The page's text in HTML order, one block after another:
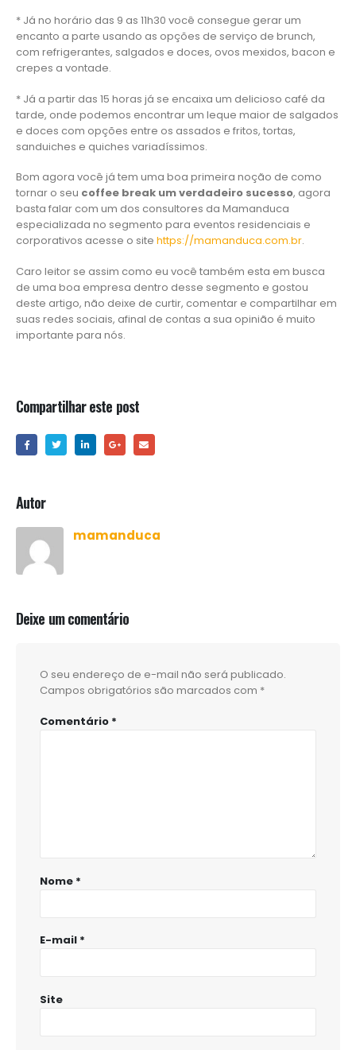
* Já no horário das 9 as 11h30 você consegue gerar um
encanto a parte usando as opções de serviço de brunch,
com refrigerantes, salgados e doces, ovos mexidos, bacon e
crepes a vontade.
* Já a partir das 15 horas já se encaixa um delicioso café da
tarde, onde podemos encontrar um leque maior de salgados
e doces com opções entre os assados e fritos, tortas,
sanduiches e quiches variadíssimos.
Bom agora você já tem uma boa primeira noção de como
tornar o seu coffee break um verdadeiro sucesso, agora
basta falar com um dos consultores da Mamanduca
especializada no segmento para eventos residenciais e
corporativos acesse o site https://mamanduca.com.br.
Caro leitor se assim como eu você também esta em busca
de uma boa empresa dentro desse segmento e gostou
deste artigo, não deixe de curtir, comentar e compartilhar em
suas redes sociais, afinal de contas a sua opinião é muito
importante para nós.
Compartilhar este post
Autor
mamanduca
Deixe um comentário
O seu endereço de e-mail não será publicado.
Campos obrigatórios são marcados com *
Comentário *
Nome *
E-mail *
Site